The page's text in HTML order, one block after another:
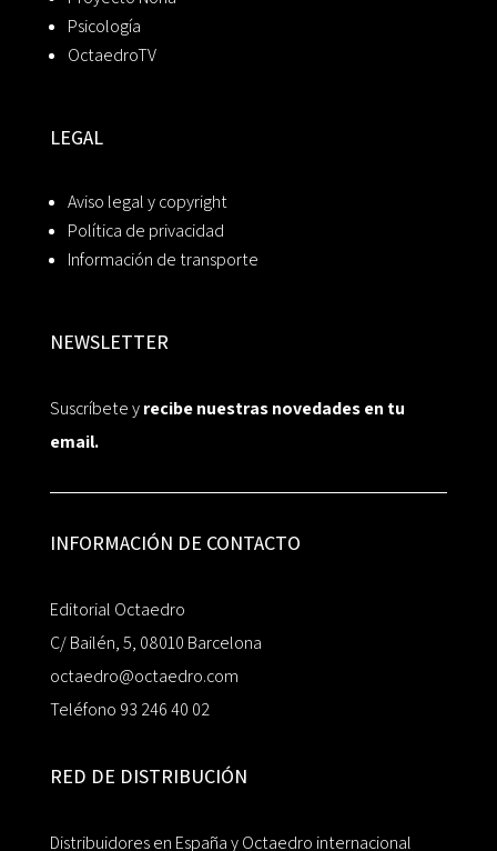
Psicología
OctaedroTV
LEGAL
Aviso legal y copyright
Política de privacidad
Información de transporte
NEWSLETTER
Suscríbete yrecibe nuestras novedades en tu
email.
INFORMACIÓN DE CONTACTO
Editorial Octaedro
C/ Bailén, 5, 08010 Barcelona
octaedro@octaedro.com
Teléfono 93 246 40 02
RED DE DISTRIBUCIÓN
Distribuidores en España y Octaedro internacional